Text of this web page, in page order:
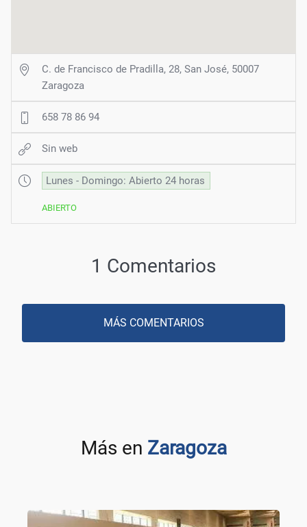
C. de Francisco de Pradilla, 28, San José, 50007
Zaragoza
658 78 86 94
Sin web
Lunes - Domingo: Abierto 24 horas
ABIERTO
1 Comentarios
MÁS COMENTARIOS
Más en Zaragoza